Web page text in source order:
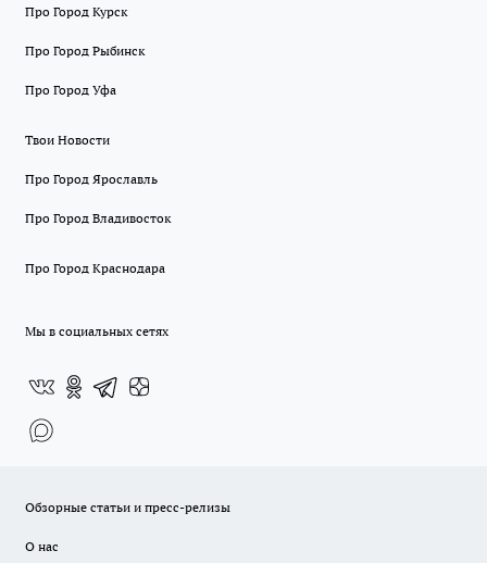
Про Город Курск
Про Город Рыбинск
Про Город Уфа
Твои Новости
Про Город Ярославль
Про Город Владивосток
Про Город Краснодара
Мы в социальных сетях
Обзорные статьи и пресс-релизы
О нас